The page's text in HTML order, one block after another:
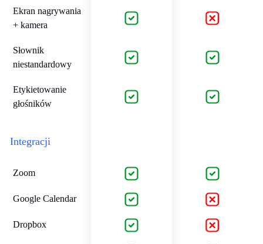
Ekran nagrywania
+ kamera
Słownik
niestandardowy
Etykietowanie
głośników
Integracji
Zoom
Google Calendar
Dropbox